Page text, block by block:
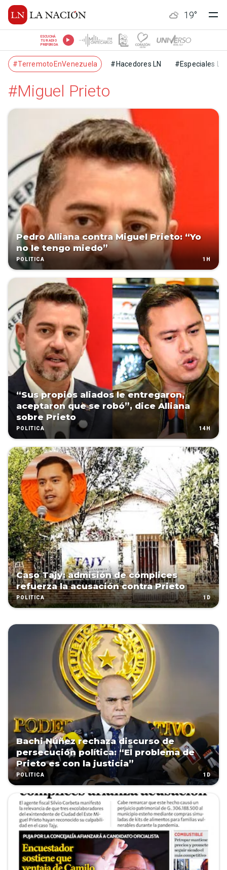
19°
ESCUCHÁ
TU RADIO
PREFERIDA
#TerremotoEnVenezuela #Hacedores LN #Especiales LN
#Miguel Prieto
Pedro Alliana contra Miguel Prieto: “Yo
no le tengo miedo”
POLÍTICA 1H
“Sus propios aliados le entregaron,
aceptaron que se robó”, dice Alliana
sobre Prieto
POLÍTICA 14H
Caso Tajy: admisión de cómplices
refuerza la acusación contra Prieto
POLÍTICA 1D
Bachi Núñez rechaza discurso de
persecución política: “El problema de
Prieto es con la justicia”
POLÍTICA 1D